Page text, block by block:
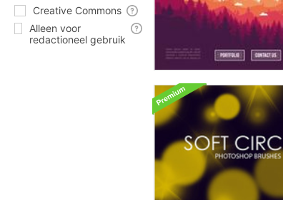
Creative Commons
Alleen voor
redactioneel gebruik